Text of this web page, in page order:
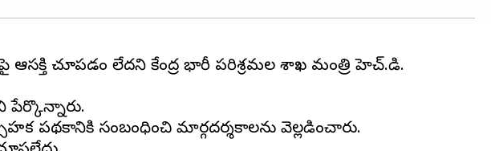
ఆసక్తి చూపడం లేదని కేంద్ర భారీ పరిశ్రమల శాఖ మంత్రి హెచ్‌.డి.
పథకానికి సంబంధించి మార్గదర్శకాలను వెల్లడించారు.